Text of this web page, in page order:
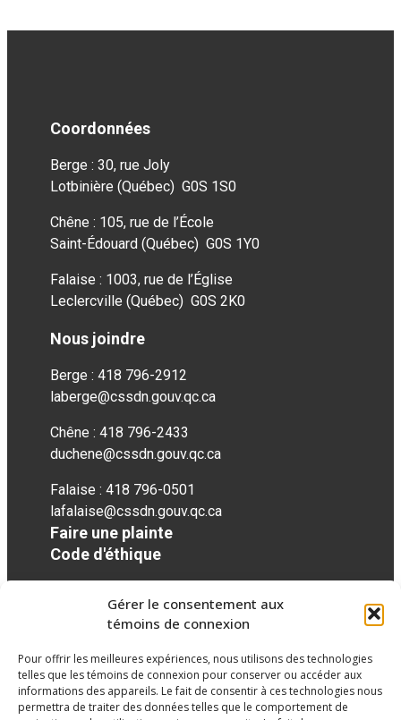
Gérer le consentement aux
témoins de connexion
Pour offrir les meilleures expériences, nous utilisons des technologies
telles que les témoins de connexion pour conserver ou accéder aux
informations des appareils. Le fait de consentir à ces technologies nous
permettra de traiter des données telles que le comportement de
Coordonnées
Berge : 30, rue Joly
Lotbinière (Québec) G0S 1S0
Chêne : 105, rue de l’École
Saint-Édouard (Québec) G0S 1Y0
Falaise : 1003, rue de l’Église
Leclercville (Québec) G0S 2K0
Nous joindre
Berge : 418 796-2912
laberge@cssdn.gouv.qc.ca
Chêne : 418 796-2433
duchene@cssdn.gouv.qc.ca
Falaise : 418 796-0501
lafalaise@cssdn.gouv.qc.ca
Faire une plainte
Code d'éthique
Réseaux sociaux
facebook